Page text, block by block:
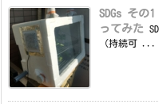
SDGs その
ってみた
（持続可 ...